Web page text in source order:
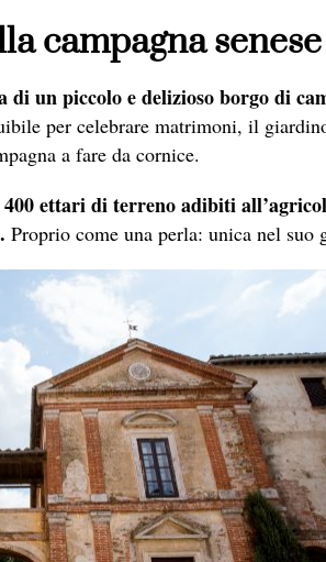
campagna senese
un piccolo e delizioso borgo di
per celebrare matrimoni, il
a fare da cornice.
400 ettari di terreno adibiti
Proprio come una perla: unica nel suo